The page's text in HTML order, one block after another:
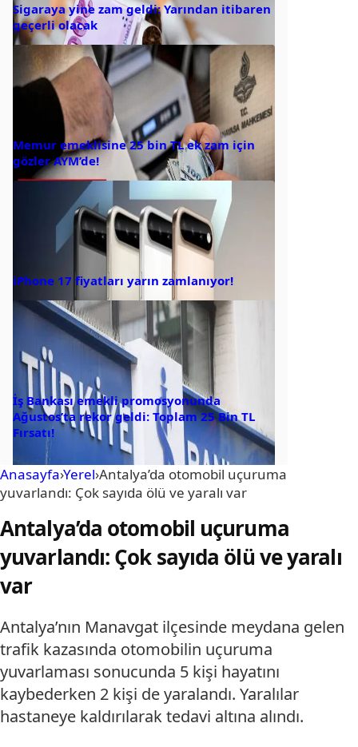
Sigaraya yine zam geldi: Yarından itibaren
geçerli olacak
Memur emeklisine 25 bin TL ek zam için
gözler AYM’de!
iPhone 17 fiyatları yarın zamlanıyor!
İş Bankası emekli promosyonunda
Ağustos’ta rekor geldi: Toplam 25 Bin TL
Fırsatı!
Anasayfa›Yerel›Antalya’da otomobil uçuruma
yuvarlandı: Çok sayıda ölü ve yaralı var
Antalya’da otomobil uçuruma
yuvarlandı: Çok sayıda ölü ve yaralı
var
Antalya’nın Manavgat ilçesinde meydana gelen
trafik kazasında otomobilin uçuruma
yuvarlaması sonucunda 5 kişi hayatını
kaybederken 2 kişi de yaralandı. Yaralılar
hastaneye kaldırılarak tedavi altına alındı.